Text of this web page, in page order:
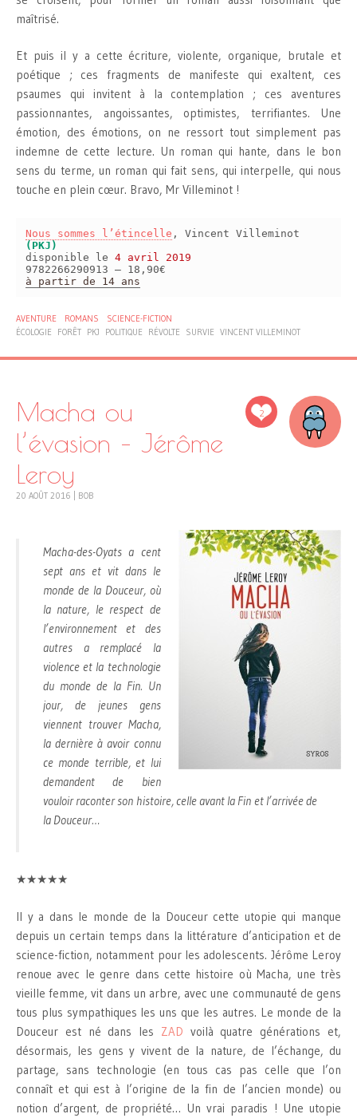
maîtrisé.
Et puis il y a cette écriture, violente, organique, brutale et
poétique ; ces fragments de manifeste qui exaltent, ces
psaumes qui invitent à la contemplation ; ces aventures
passionnantes, angoissantes, optimistes, terrifiantes. Une
émotion, des émotions, on ne ressort tout simplement pas
indemne de cette lecture. Un roman qui hante, dans le bon
sens du terme, un roman qui fait sens, qui interpelle, qui nous
touche en plein cœur. Bravo, Mr Villeminot !
Nous sommes l’étincelle , Vincent Villeminot
(PKJ)
disponible le 4 avril 2019
9782266290913 – 18,90€
à partir de 14 ans
AVENTURE ROMANS
SCIENCE-FICTION
ÉCOLOGIE
FORÊT PKJ POLITIQUE RÉVOLTE SURVIE VINCENT VILLEMINOT
2
Macha ou
l’évasion – Jérôme
Leroy
20 AOÛT 2016 BOB
Macha-des-Oyats a cent
sept ans et vit dans le
monde de la Douceur, où
la nature, le respect de
l’environnement et des
autres a remplacé la
violence et la technologie
du monde de la Fin. Un
jour, de jeunes gens
viennent trouver Macha,
la dernière à avoir connu
ce monde terrible, et lui
demandent de bien
vouloir raconter son histoire, celle avant la Fin et l’arrivée de
la Douceur…
★★★★★
Il y a dans le monde de la Douceur cette utopie qui manque
depuis un certain temps dans la littérature d’anticipation et de
science-fiction, notamment pour les adolescents. Jérôme Leroy
renoue avec le genre dans cette histoire où Macha, une très
vieille femme, vit dans un arbre, avec une communauté de gens
tous plus sympathiques les uns que les autres. Le monde de la
Douceur est né dans les ZAD voilà quatre générations et,
désormais, les gens y vivent de la nature, de l’échange, du
partage, sans technologie (en tous cas pas celle que l’on
connaît et qui est à l’origine de la fin de l’ancien monde) ou
notion d’argent, de propriété… Un vrai paradis ! Une utopie